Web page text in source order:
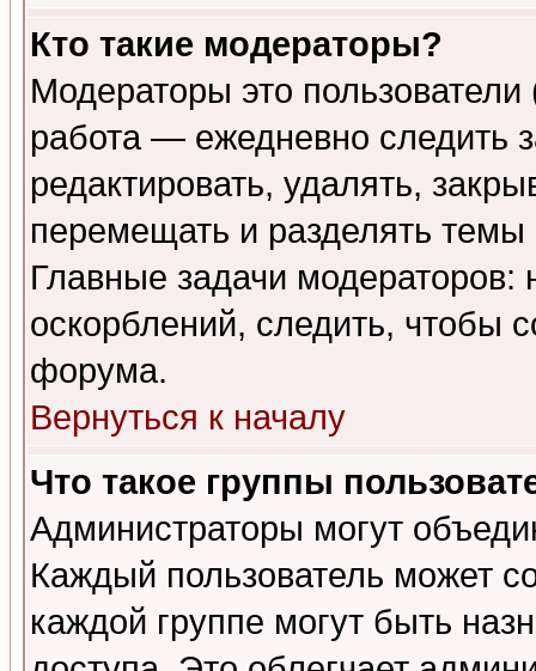
Кто такие модераторы?
Модераторы это
работа — ежедневно следить
редактировать, удалять,
перемещать и разделять
Главные задачи
оскорблений, следить, чтобы
форума.
Вернуться к началу
Что такое группы
Администраторы могут
Каждый пользователь может
каждой группе могут быть